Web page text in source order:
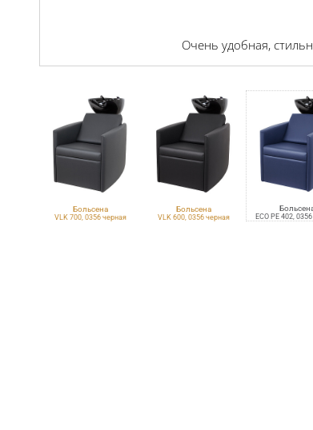
Очень удобная,
Больсена
VLK 700, 0356 черная
Больсена
VLK 600, 0356 черная ECO PE 402,